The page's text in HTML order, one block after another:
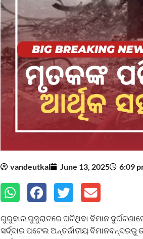
vandeutkal June 13, 2025 6:09
ଗୁରୁବାର ଗୁଜୁରାଟରେ ଘଟିଥିବା ବିମାନ
ସର୍ଦ୍ଦାର ପଟେଲ ଅନ୍ତର୍ଜାତୀୟ ବିମାନବନ୍ଦରରୁ